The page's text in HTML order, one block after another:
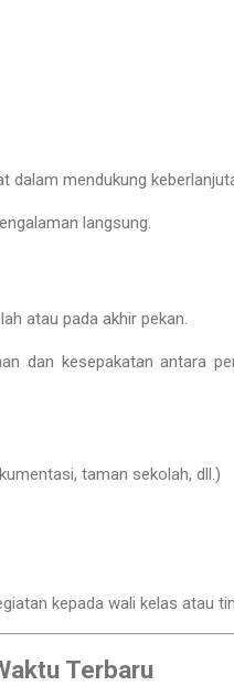
mendukung
langsung.
atau pada akhir pekan.
dan kesepakatan antara
taman sekolah, dll.)
kepada wali kelas atau
Terbaru